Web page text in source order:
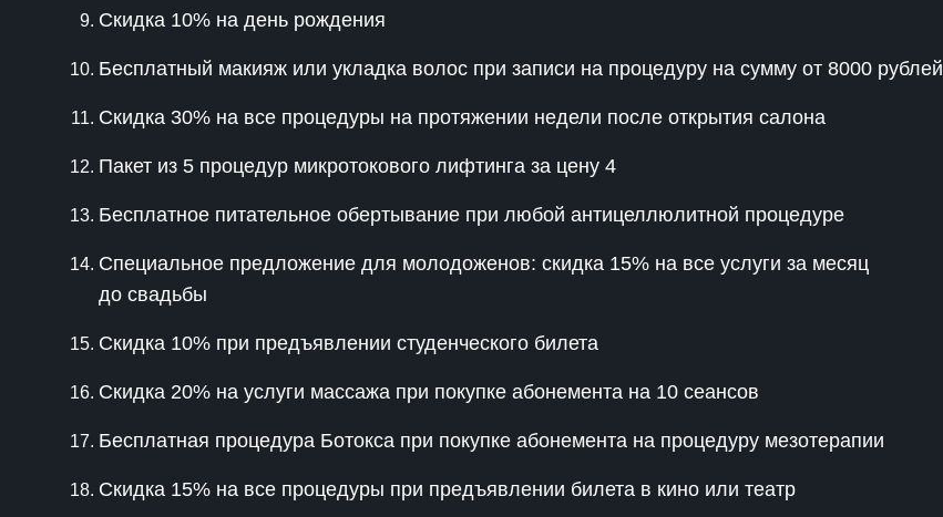
Скидка 10% на день рождения
Бесплатный макияж или укладка волос при записи на процедуру на сумму от 8000 рублей
Скидка 30% на все процедуры на протяжении недели после открытия салона
Пакет из 5 процедур микротокового лифтинга за цену 4
Бесплатное питательное обертывание при любой антицеллюлитной процедуре
Специальное предложение для молодоженов: скидка 15% на все услуги за месяц
до свадьбы
Скидка 10% при предъявлении студенческого билета
Скидка 20% на услуги массажа при покупке абонемента на 10 сеансов
Бесплатная процедура Ботокса при покупке абонемента на процедуру мезотерапии
Скидка 15% на все процедуры при предъявлении билета в кино или театр